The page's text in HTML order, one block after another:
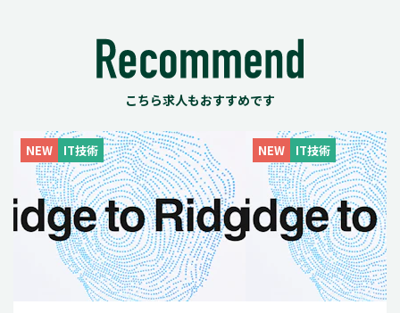
こちら求人もおすすめです
NEW IT技術 NEW IT技術